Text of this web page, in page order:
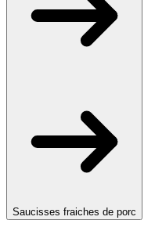
Saucisses fraiches de porc